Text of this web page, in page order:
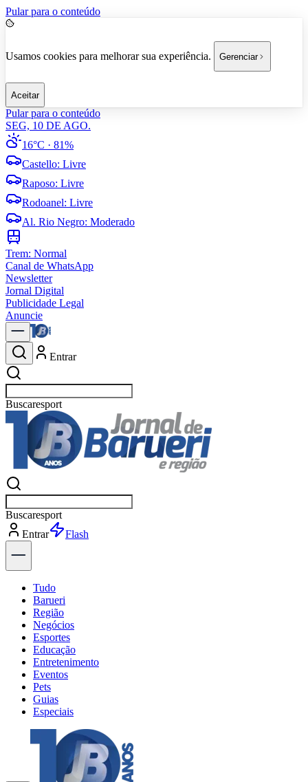
Pular para o conteúdo
Usamos cookies para melhorar sua experiência. Gerenciar
Aceitar
Pular para o conteúdo
SEG, 10 DE AGO.
16°C · 81%
Castello: Livre
Raposo: Livre
Rodoanel: Livre
Al. Rio Negro: Moderado
Trem: Normal
Canal de WhatsApp
Newsletter
Jornal Digital
Publicidade Legal
Anuncie
Entrar
Buscar
Buscar
Entrar
Explorar
Tudo
Barueri
Região
Negócios
Esportes
Educação
Entretenimento
Eventos
Pets
Guias
Especiais
Explore Tudo
Últimas Notícias
Previsão do Tempo
Trânsito e Rotas